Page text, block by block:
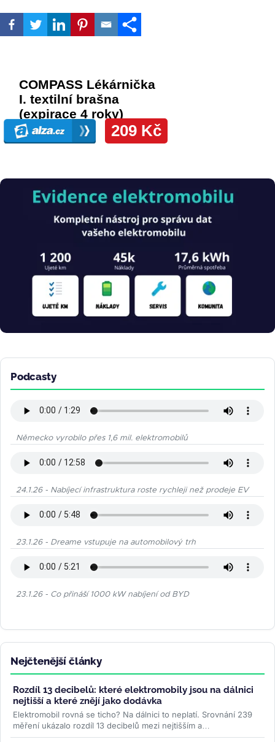
Obrázek
Podcasty
Německo vyrobilo přes 1,6 mil. elektromobilů
24.1.26 - Nabíjecí infrastruktura roste rychleji než prodeje EV
23.1.26 - Dreame vstupuje na automobilový trh
23.1.26 - Co přináší 1000 kW nabíjení od BYD
Nejčtenější články
Rozdíl 13 decibelů: které elektromobily jsou na dálnici
nejtišší a které znějí jako dodávka
Elektromobil rovná se ticho? Na dálnici to neplatí. Srovnání 239
měření ukázalo rozdíl 13 decibelů mezi nejtišším a
nejhlučnějším...>>